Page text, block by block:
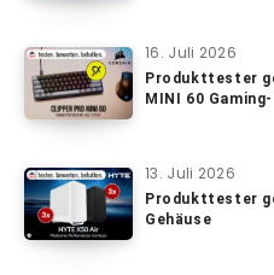
16. Juli 2026
Produkttester
MINI 60
13. Juli 2026
Produkttester
Gehäuse